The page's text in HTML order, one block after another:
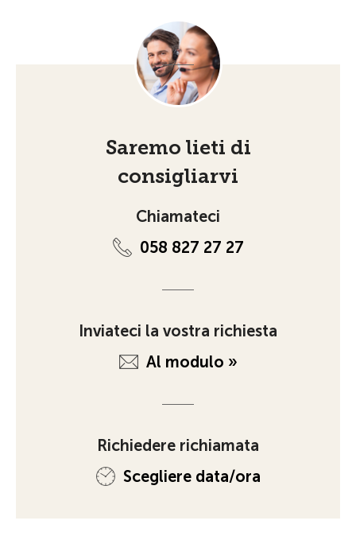
Saremo lieti di
consigliarvi
Chiamateci
058 827 27 27
Inviateci la vostra richiesta
Al modulo »
Richiedere richiamata
Scegliere data/ora